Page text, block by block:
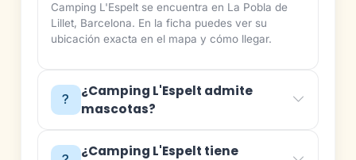
Camping L'Espelt se encuentra en La Pobla de
Lillet, Barcelona. En la ficha puedes ver su
ubicación exacta en el mapa y cómo llegar.
¿Camping L'Espelt admite
mascotas?
¿Camping L'Espelt tiene